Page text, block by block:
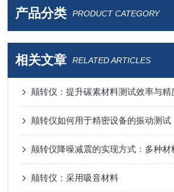
产品分类 PRODUCT CATEGORY
相关文章 RELATED ARTICLES
颠转仪：提升碳素材料测试效率与精
颠转仪如何用于精密设备的振动测试
颠转仪降噪减震的实现方式：多种材
颠转仪：采用吸音材料